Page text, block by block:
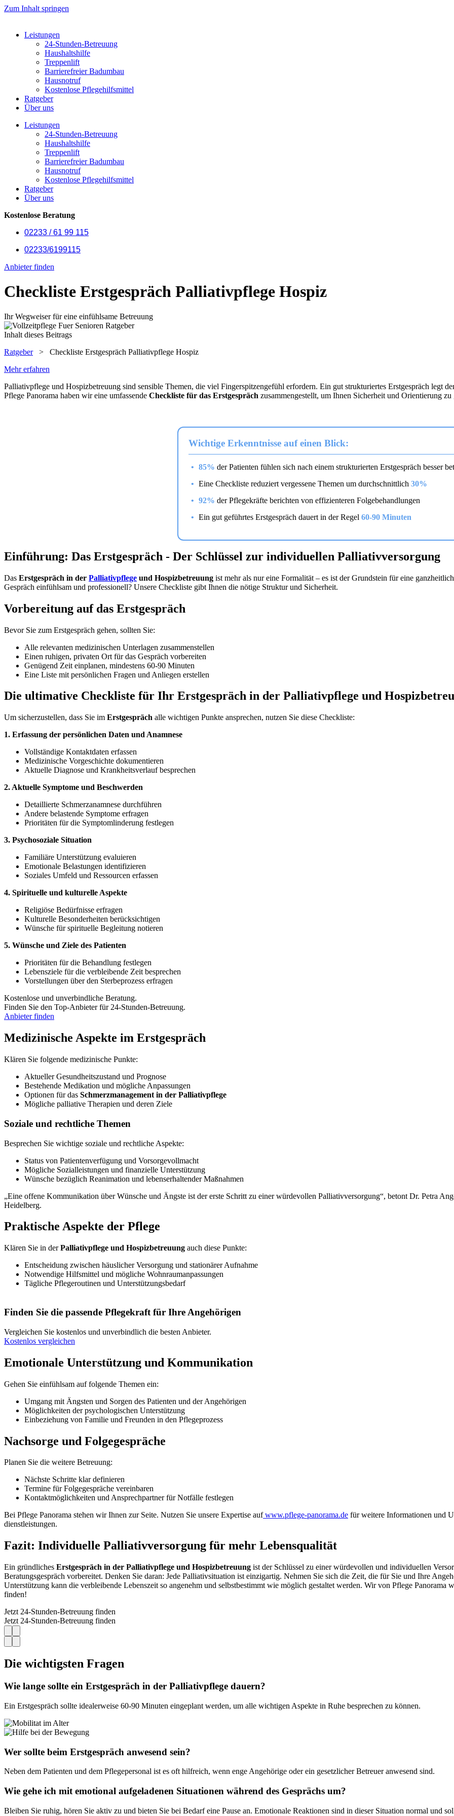
Zum Inhalt springen
Leistungen
24-Stunden-Betreuung
Haushaltshilfe
Treppenlift
Barrierefreier Badumbau
Hausnotruf
Kostenlose Pflegehilfsmittel
Ratgeber
Über uns
Leistungen
24-Stunden-Betreuung
Haushaltshilfe
Treppenlift
Barrierefreier Badumbau
Hausnotruf
Kostenlose Pflegehilfsmittel
Ratgeber
Über uns
Kostenlose Beratung
02233 / 61 99 115
02233/6199115
Anbieter finden
Checkliste Erstgespräch Palliativpflege Hospiz
Ihr Wegweiser für eine einfühlsame Betreuung
Inhalt dieses Beitrags
Ratgeber> Checkliste Erstgespräch Palliativpflege Hospiz
Mehr erfahren
Palliativpflege und Hospizbetreuung sind sensible Themen, die viel Fingerspitzengefühl erfordern. Ein gut strukturiertes Erstgespräch legt
Pflege Panorama haben wir eine umfassende Checkliste für das Erstgespräch zusammengestellt, um Ihnen Sicherheit und Orientierung zu
Wichtige Erkenntnisse auf einen Blick:
85% der Patienten fühlen sich nach einem strukturierten Erstgespräch besser
Eine Checkliste reduziert vergessene Themen um durchschnittlich 30%
92% der Pflegekräfte berichten von effizienteren Folgebehandlungen
Ein gut geführtes Erstgespräch dauert in der Regel 60-90 Minuten
Einführung: Das Erstgespräch - Der Schlüssel zur individuellen Palliativversorgung
Das Erstgespräch in der Palliativpflege und Hospizbetreuung ist mehr als nur eine Formalität – es ist der Grundstein für eine
Gespräch einfühlsam und professionell? Unsere Checkliste gibt Ihnen die nötige Struktur und Sicherheit.
Vorbereitung auf das Erstgespräch
Bevor Sie zum Erstgespräch gehen, sollten Sie:
Alle relevanten medizinischen Unterlagen zusammenstellen
Einen ruhigen, privaten Ort für das Gespräch vorbereiten
Genügend Zeit einplanen, mindestens 60-90 Minuten
Eine Liste mit persönlichen Fragen und Anliegen erstellen
Die ultimative Checkliste für Ihr Erstgespräch in der Palliativpflege und
Um sicherzustellen, dass Sie im Erstgespräch alle wichtigen Punkte ansprechen, nutzen Sie diese Checkliste:
1. Erfassung der persönlichen Daten und Anamnese
Vollständige Kontaktdaten erfassen
Medizinische Vorgeschichte dokumentieren
Aktuelle Diagnose und Krankheitsverlauf besprechen
2. Aktuelle Symptome und Beschwerden
Detaillierte Schmerzanamnese durchführen
Andere belastende Symptome erfragen
Prioritäten für die Symptomlinderung festlegen
3. Psychosoziale Situation
Familiäre Unterstützung evaluieren
Emotionale Belastungen identifizieren
Soziales Umfeld und Ressourcen erfassen
4. Spirituelle und kulturelle Aspekte
Religiöse Bedürfnisse erfragen
Kulturelle Besonderheiten berücksichtigen
Wünsche für spirituelle Begleitung notieren
5. Wünsche und Ziele des Patienten
Prioritäten für die Behandlung festlegen
Lebensziele für die verbleibende Zeit besprechen
Vorstellungen über den Sterbeprozess erfragen
Kostenlose und unverbindliche Beratung.
Finden Sie den Top-Anbieter für 24-Stunden-Betreuung.
Anbieter finden
Medizinische Aspekte im Erstgespräch
Klären Sie folgende medizinische Punkte:
Aktueller Gesundheitszustand und Prognose
Bestehende Medikation und mögliche Anpassungen
Optionen für das Schmerzmanagement in der Palliativpflege
Mögliche palliative Therapien und deren Ziele
Soziale und rechtliche Themen
Besprechen Sie wichtige soziale und rechtliche Aspekte:
Status von Patientenverfügung und Vorsorgevollmacht
Mögliche Sozialleistungen und finanzielle Unterstützung
Wünsche bezüglich Reanimation und lebenserhaltender Maßnahmen
„Eine offene Kommunikation über Wünsche und Ängste ist der erste Schritt zu einer würdevollen Palliativversorgung“, betont Dr. Petra
Heidelberg.
Praktische Aspekte der Pflege
Klären Sie in derPalliativpflege und Hospizbetreuung auch diese Punkte:
Entscheidung zwischen häuslicher Versorgung und stationärer Aufnahme
Notwendige Hilfsmittel und mögliche Wohnraumanpassungen
Tägliche Pflegeroutinen und Unterstützungsbedarf
Finden Sie die passende Pflegekraft für Ihre Angehörigen
Vergleichen Sie kostenlos und unverbindlich die besten Anbieter.
Kostenlos vergleichen
Emotionale Unterstützung und Kommunikation
Gehen Sie einfühlsam auf folgende Themen ein:
Umgang mit Ängsten und Sorgen des Patienten und der Angehörigen
Möglichkeiten der psychologischen Unterstützung
Einbeziehung von Familie und Freunden in den Pflegeprozess
Nachsorge und Folgegespräche
Planen Sie die weitere Betreuung:
Nächste Schritte klar definieren
Termine für Folgegespräche vereinbaren
Kontaktmöglichkeiten und Ansprechpartner für Notfälle festlegen
Bei Pflege Panorama stehen wir Ihnen zur Seite. Nutzen Sie unsere Expertise auf www.pflege-panorama.de für weitere Informationen und
dienstleistungen.
Fazit: Individuelle Palliativversorgung für mehr Lebensqualität
Ein gründliches Erstgespräch in der Palliativpflege und Hospizbetreuung ist der Schlüssel zu einer würdevollen und individuellen
Beratungsgespräch vorbereitet. Denken Sie daran: Jede Palliativsituation ist einzigartig. Nehmen Sie sich die Zeit, die für Sie und Ihre
Unterstützung kann die verbleibende Lebenszeit so angenehm und selbstbestimmt wie möglich gestaltet werden. Wir von Pflege Panorama
finden!
Jetzt 24-Stunden-Betreuung finden
Jetzt 24-Stunden-Betreuung finden
Die wichtigsten Fragen
Wie lange sollte ein Erstgespräch in der Palliativpflege dauern?
Ein Erstgespräch sollte idealerweise 60-90 Minuten eingeplant werden, um alle wichtigen Aspekte in Ruhe besprechen zu können.
Wer sollte beim Erstgespräch anwesend sein?
Neben dem Patienten und dem Pflegepersonal ist es oft hilfreich, wenn enge Angehörige oder ein gesetzlicher Betreuer anwesend sind.
Wie gehe ich mit emotional aufgeladenen Situationen während des Gesprächs um?
Bleiben Sie ruhig, hören Sie aktiv zu und bieten Sie bei Bedarf eine Pause an. Emotionale Reaktionen sind in dieser Situation normal und